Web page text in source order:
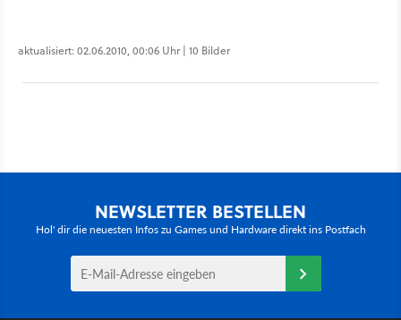
aktualisiert: 02.06.2010, 00:06 Uhr | 10 Bilder
NEWSLETTER BESTELLEN
Hol' dir die neuesten Infos zu Games und Hardware direkt ins Postfach